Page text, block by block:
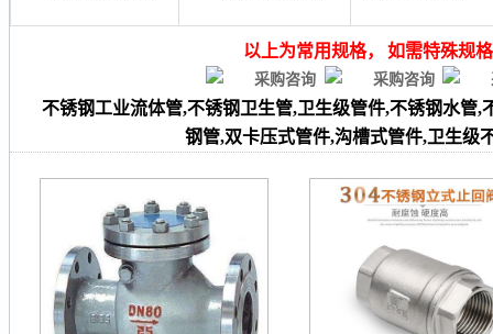
以上为常用规格， 如需特殊规
不锈钢工业流体管,不锈钢卫生管,卫生级管件,不锈钢水管,
钢管,双卡压式管件,沟槽式管件,卫生级